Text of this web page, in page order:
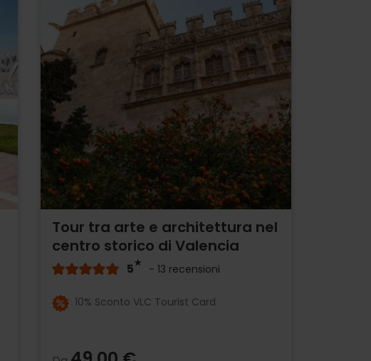
Tour tra arte e architettura nel
centro storico di Valencia
5 - 13 recensioni
10% Sconto VLC Tourist Card